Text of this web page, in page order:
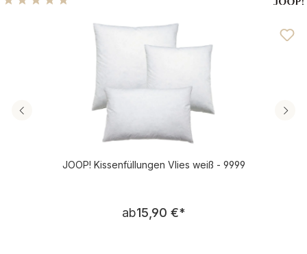
JOOP! Kissenfüllungen Vlies weiß - 9999
Regulärer Preis:
ab15,90 €*